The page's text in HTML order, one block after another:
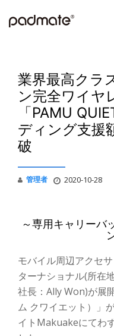
業界最高クラ
ン完全ワイヤ
「PAMU
ディング支援
破
管理者 2020-10-28
～専用キャリーバ
モバイル周辺アクセ
ターナショナル(所在
社長：Ally Won)が展
ム クワイエット）」
イトMakuakeにてわ